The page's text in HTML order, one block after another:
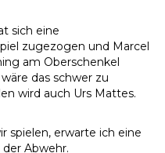
sich eine
zugezogen und Marcel
am Oberschenkel
das schwer zu
wird auch Urs Mattes.
spielen, erwarte ich eine
Abwehr.